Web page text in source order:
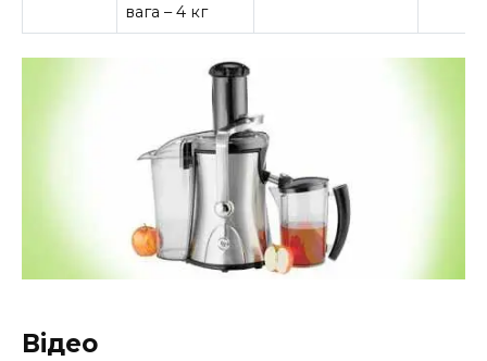
вага – 4 кг
Відео